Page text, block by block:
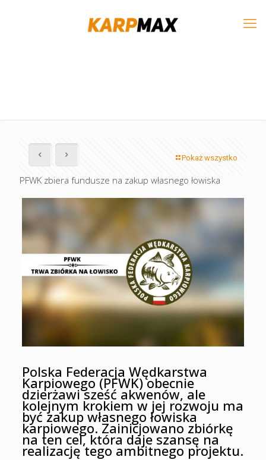
Pokaż wszystko
PFWK zbiera fundusze na zakup własnego łowiska
Polska Federacja Wędkarstwa
Karpiowego (PFWK) obecnie
dzierżawi sześć akwenów, ale
kolejnym krokiem w jej rozwoju ma
być zakup własnego łowiska
karpiowego. Zainicjowano zbiórkę
na ten cel, która daje szansę na
realizację tego ambitnego projektu.